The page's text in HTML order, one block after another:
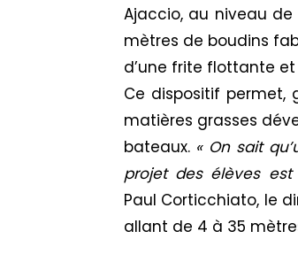
Ajaccio, au niveau de
mètres de boudins
d’une frite flottante et
Ce dispositif permet,
matières grasses
bateaux. « On sait
projet des élèves est
Paul Corticchiato, le
allant de 4 à 35